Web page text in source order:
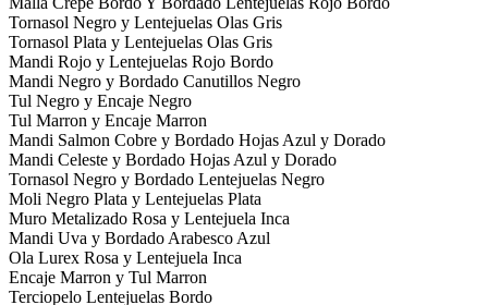
Tornasol Negro y Lentejuelas Olas Gris
Tornasol Plata y Lentejuelas Olas Gris
Mandi Rojo y Lentejuelas Rojo Bordo
Mandi Negro y Bordado Canutillos Negro
Tul Negro y Encaje Negro
Tul Marron y Encaje Marron
Mandi Salmon Cobre y Bordado Hojas Azul y Dorado
Mandi Celeste y Bordado Hojas Azul y Dorado
Tornasol Negro y Bordado Lentejuelas Negro
Moli Negro Plata y Lentejuelas Plata
Muro Metalizado Rosa y Lentejuela Inca
Mandi Uva y Bordado Arabesco Azul
Ola Lurex Rosa y Lentejuela Inca
Encaje Marron y Tul Marron
Terciopelo Lentejuelas Bordo